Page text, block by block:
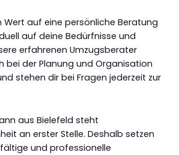
Wert auf eine persönliche Beratung
auf deine Bedürfnisse und
erfahrenen Umzugsberater
bei der Planung und Organisation
stehen dir bei Fragen jederzeit zur
aus Bielefeld steht
an erster Stelle. Deshalb setzen
und professionelle